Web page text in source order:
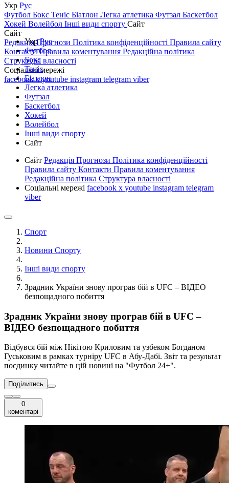
Укр Рус
Футбол Бокс Теніс Біатлон Легка атлетика Футзал Баскетбол
Хокей Волейбол Інші види спорту Сайт
Сайт
РедакціяПрогнози Політика конфіденційності Правила сайту
КонтактиПравила коментування Редакційна політика
Структура власності
Соціальні мережі
facebookxyoutube instagram telegram viber
УкрРус
Футбол
Бокс
Теніс
Біатлон
Легка атлетика
Футзал
Баскетбол
Хокей
Волейбол
Інші види спорту
Сайт
Сайт Редакція Прогнози Політика конфіденційності
Правила сайту Контакти Правила коментування
Редакційна політика Структура власності
Соціальні мережі facebook x youtube instagram telegram
viber
Спорт
Новини Спорту
Інші види спорту
Зрадник України знову програв бій в UFC – ВІДЕО
безпощадного побиття
Зрадник України знову програв бій в UFC –
ВІДЕО безпощадного побиття
Відбувся бій між Нікітою Криловим та узбеком Богданом
Гуськовим в рамках турніру UFC в Абу-Дабі. Звіт та результат
поєдинку читайте в цій новині на "Футбол 24+".
Поділитись
0
коментарі